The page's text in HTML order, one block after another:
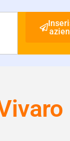
Cerca